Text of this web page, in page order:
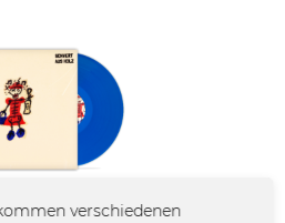
verschiedenen